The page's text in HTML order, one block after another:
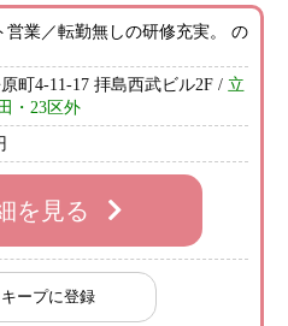
営業／転勤無しの研修充実。 の
町4-11-17 拝島西武ビル2F / 立
・23区外
を見る
キープに登録